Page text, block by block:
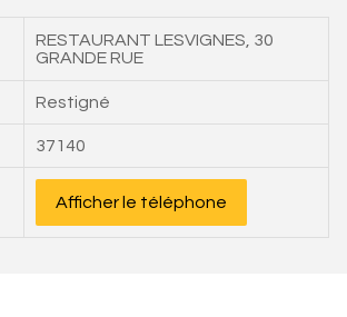
RESTAURANT LESVIGNES, 30
GRANDE RUE
Restigné
37140
Afficher le téléphone